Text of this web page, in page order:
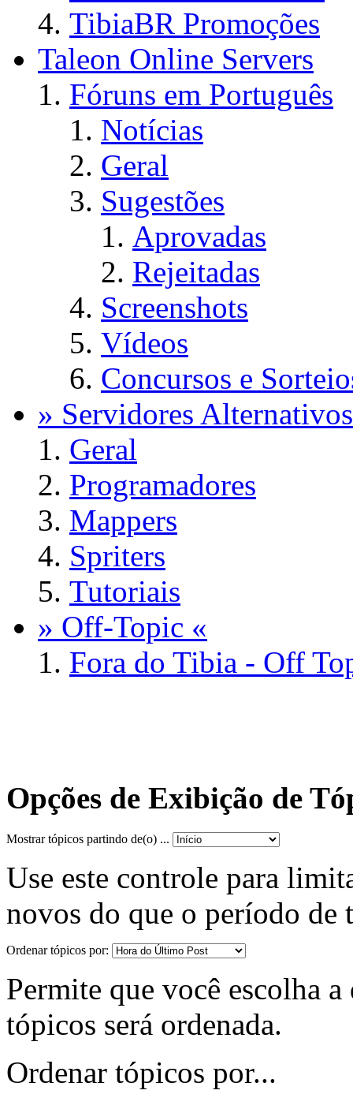
TibiaBR Promoções
Taleon Online Servers
Fóruns em Português
Notícias
Geral
Sugestões
Aprovadas
Rejeitadas
Screenshots
Vídeos
Concursos e
» Servidores
Geral
Programadores
Mappers
Spriters
Tutoriais
» Off-Topic «
Fora do Tibia - Off
Opções de Exibição de
Mostrar tópicos partindo de(o) ...
Use este controle para
novos do que o período de
Ordenar tópicos por:
Permite que você escolha
tópicos será ordenada.
Ordenar tópicos por...